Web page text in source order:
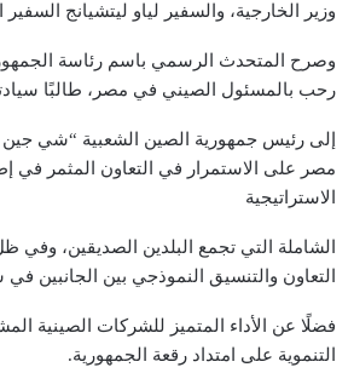
وزير الخارجية، والسفير لياو ليتشيانج
وصرح المتحدث الرسمي باسم رئاسة
رحب بالمسئول الصيني في مصر، طالبًا
إلى رئيس جمهورية الصين الشعبية “شي
مصر على الاستمرار في التعاون المثمر في
الاستراتيجية
الشاملة التي تجمع البلدين الصديقين، وفي
التعاون والتنسيق النموذجي بين الجانبين
فضلًا عن الأداء المتميز للشركات الصينية
التنموية على امتداد رقعة الجمهورية.